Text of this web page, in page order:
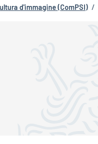
d'immagine (ComPSI) /